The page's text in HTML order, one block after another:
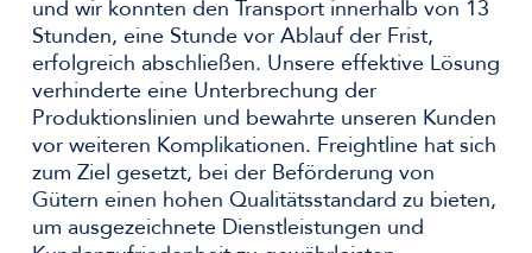
und wir konnten den Transport innerhalb von 13
Stunden, eine Stunde vor Ablauf der Frist,
erfolgreich abschließen. Unsere effektive Lösung
verhinderte eine Unterbrechung der
Produktionslinien und bewahrte unseren Kunden
vor weiteren Komplikationen. Freightline hat sich
zum Ziel gesetzt, bei der Beförderung von
Gütern einen hohen Qualitätsstandard zu bieten,
um ausgezeichnete Dienstleistungen und